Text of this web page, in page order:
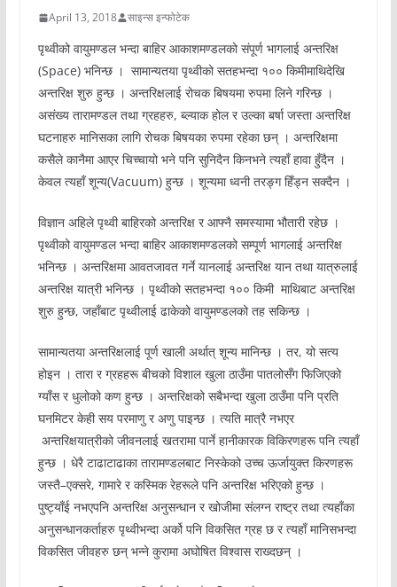
April 13, 2018 साइन्स इन्फोटेक
पृथ्वीको वायुमण्डल भन्दा बाहिर आकाशमण्डलको संपूर्ण भागलाई अन्तरिक्ष
(Space) भनिन्छ । सामान्यतया पृथ्वीको सतहभन्दा १०० किमीमाथिदेखि
अन्तरिक्ष शुरु हुन्छ । अन्तरिक्षलाई रोचक बिषयमा रुपमा लिने गरिन्छ ।
असंख्य तारामण्डल तथा ग्रहहरु, ब्ल्याक होल र उल्का बर्षा जस्ता अन्तरिक्ष
घटनाहरु मानिसका लागि रोचक बिषयका रुपमा रहेका छन् । अन्तरिक्षमा
कसैले कानैमा आएर चिच्चायो भने पनि सुनिदैन किनभने त्यहाँ हावा हुँदैन ।
केवल त्यहाँ शून्य(Vacuum) हुन्छ । शून्यमा ध्वनी तरङ्ग हिँड्न सक्दैन ।
विज्ञान अहिले पृथ्वी बाहिरको अन्तरिक्ष र आफ्नै समस्यामा भौतारी रहेछ ।
पृथ्वीको वायुमण्डल भन्दा बाहिर आकाशमण्डलको सम्पूर्ण भागलाई अन्तरिक्ष
भनिन्छ । अन्तरिक्षमा आवतजावत गर्ने यानलाई अन्तरिक्ष यान तथा यात्रुलाई
अन्तरिक्ष यात्री भनिन्छ । पृथ्वीको सतहभन्दा १०० किमी माथिबाट अन्तरिक्ष
शुरु हुन्छ, जहाँबाट पृथ्वीलाई ढाकेको वायुमण्डलको तह सकिन्छ ।
सामान्यतया अन्तरिक्षलाई पूर्ण खाली अर्थात् शून्य मानिन्छ । तर, यो सत्य
होइन । तारा र ग्रहहरू बीचको विशाल खुला ठाउँमा पातलोसँग फिजिएको
ग्याँस र धुलोको कण हुन्छ । अन्तरिक्षको सबैभन्दा खुला ठाउँमा पनि प्रति
घनमिटर केही सय परमाणु र अणु पाइन्छ । त्यति मात्रै नभएर
अन्तरिक्षयात्रीको जीवनलाई खतरामा पार्ने हानीकारक विकिरणहरू पनि त्यहाँ
हुन्छ । धेरै टाढाटाढाका तारामण्डलबाट निस्केको उच्च ऊर्जायुक्त किरणहरू
जस्तै–एक्सरे, गामारे र कस्मिक रेहरूले पनि अन्तरिक्ष भरिएको हुन्छ ।
पुष्ट्याँई नभएपनि अन्तरिक्ष अनुसन्धान र खोजीमा संलग्न राष्ट्र तथा त्यहाँका
अनुसन्धानकर्ताहरु पृथ्वीभन्दा अर्को पनि विकसित ग्रह छ र त्यहाँ मानिसभन्दा
विकसित जीवहरु छन् भन्ने कुरामा अघोषित विश्वास राख्दछन् ।